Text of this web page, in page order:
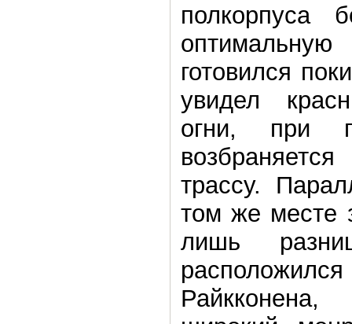
полкорпуса
готовился
увидел
огни, при
трассу.
том же месте
лишь